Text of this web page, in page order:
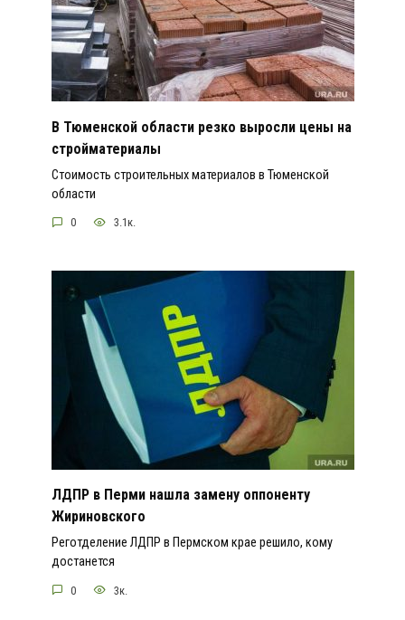
В Тюменской области резко выросли цены на
стройматериалы
Стоимость строительных материалов в Тюменской
области
0 3.1к.
ЛДПР в Перми нашла замену оппоненту
Жириновского
Реготделение ЛДПР в Пермском крае решило, кому
достанется
0 3к.